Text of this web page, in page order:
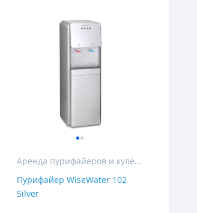
Аренда пурифайеров и кулеров для воды
Пурифайер WiseWater 102
Silver